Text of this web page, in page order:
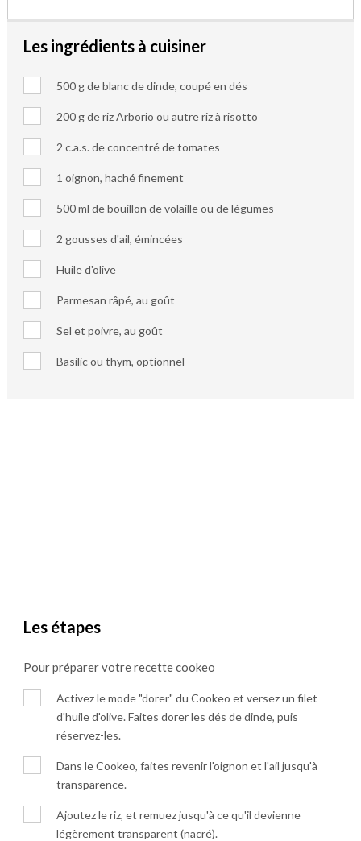
Les ingrédients à cuisiner
500 g de blanc de dinde, coupé en dés
200 g de riz Arborio ou autre riz à risotto
2 c.a.s. de concentré de tomates
1 oignon, haché finement
500 ml de bouillon de volaille ou de légumes
2 gousses d'ail, émincées
Huile d'olive
Parmesan râpé, au goût
Sel et poivre, au goût
Basilic ou thym, optionnel
Les étapes
Pour préparer votre recette cookeo
Activez le mode "dorer" du Cookeo et versez un filet
d'huile d'olive. Faites dorer les dés de dinde, puis
réservez-les.
Dans le Cookeo, faites revenir l'oignon et l'ail jusqu'à
transparence.
Ajoutez le riz, et remuez jusqu'à ce qu'il devienne
légèrement transparent (nacré).